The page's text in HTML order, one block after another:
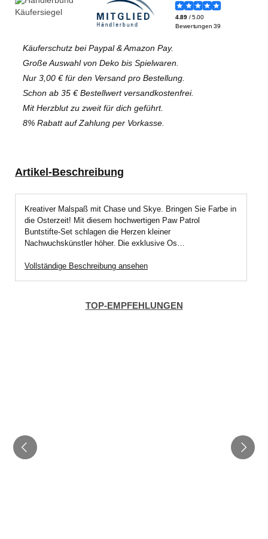
Käuferschutz bei Paypal & Amazon Pay.
Große Auswahl von Deko bis Spielwaren.
Nur 3,00 € für den Versand pro Bestellung.
Schon ab 35 € Bestellwert versandkostenfrei.
Mit Herzblut zu zweit für dich geführt.
8% Rabatt auf Zahlung per Vorkasse.
Artikel-Beschreibung
Kreativer Malspaß mit Chase und Skye. Bringen Sie Farbe in
die Osterzeit! Mit diesem hochwertigen Paw Patrol
Buntstifte-Set schlagen die Herzen kleiner
Nachwuchskünstler höher. Die exklusive Os…
Vollständige Beschreibung ansehen
TOP-EMPFEHLUNGEN